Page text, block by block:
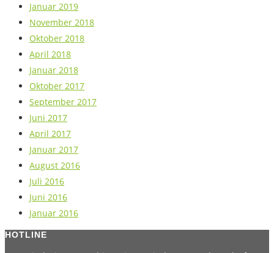
Januar 2019
November 2018
Oktober 2018
April 2018
Januar 2018
Oktober 2017
September 2017
Juni 2017
April 2017
Januar 2017
August 2016
Juli 2016
Juni 2016
Januar 2016
HOTLINE